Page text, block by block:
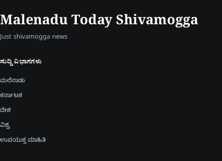
Malenadu Today Shivamogga
Just shivamogga news
ಸುದ್ದಿ ವಿಭಾಗಗಳು
ಮಲೆನಾಡು
ಕರ್ನಾಟಕ
ದೇಶ
ವಿಶ್ವ
ಉಪಯುಕ್ತ ಮಾಹಿತಿ